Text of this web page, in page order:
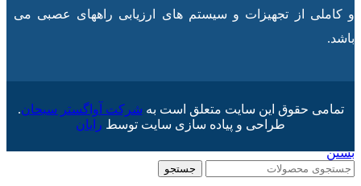
و کاملی از تجهیزات و سیستم های ارزیابی راههای عصبی می
باشد.
تمامی حقوق این سایت متعلق است به شرکت آواگستر سبحان.
طراحی و پیاده سازی سایت توسط رایان
بستن
جستجو